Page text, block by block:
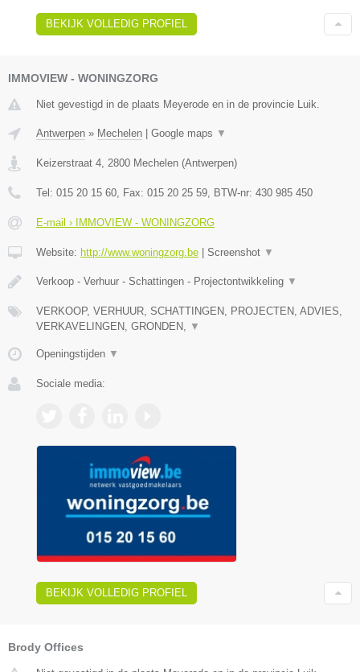
BEKIJK VOLLEDIG PROFIEL
IMMOVIEW - WONINGZORG
Niet gevestigd in de plaats Meyerode en in de provincie Luik.
Antwerpen » Mechelen | Google maps ▼
Keizerstraat 4 2800 Mechelen (Antwerpen)
Tel: 015 20 15 60 , Fax: 015 20 25 59 , BTW-nr: 430 985 450
E-mail › IMMOVIEW - WONINGZORG
Website: http://www.woningzorg.be | Screenshot ▼
Verkoop - Verhuur - Schattingen - Projectontwikkeling ▼
VERKOOP, VERHUUR, SCHATTINGEN, PROJECTEN, ADVIES,
VERKAVELINGEN, GRONDEN,
▼
Openingstijden ▼
Sociale media:
BEKIJK VOLLEDIG PROFIEL
Brody Offices